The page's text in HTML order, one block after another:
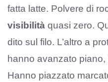
fatta latte. Polvere di
visibilità quasi zero.
dito sul filo. L’altro a
hanno avanzato
Hanno piazzato